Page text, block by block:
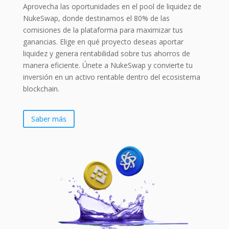
Aprovecha las oportunidades en el pool de liquidez de
NukeSwap, donde destinamos el 80% de las
comisiones de la plataforma para maximizar tus
ganancias. Elige en qué proyecto deseas aportar
liquidez y genera rentabilidad sobre tus ahorros de
manera eficiente. Únete a NukeSwap y convierte tu
inversión en un activo rentable dentro del ecosistema
blockchain.
Saber más